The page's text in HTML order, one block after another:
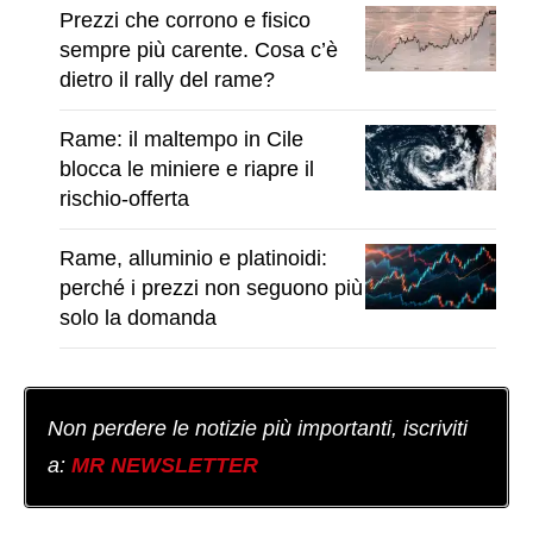
Prezzi che corrono e fisico
sempre più carente. Cosa c’è
dietro il rally del rame?
Rame: il maltempo in Cile
blocca le miniere e riapre il
rischio-offerta
Rame, alluminio e platinoidi:
perché i prezzi non seguono più
solo la domanda
Non perdere le notizie più importanti, iscriviti
a: MR NEWSLETTER